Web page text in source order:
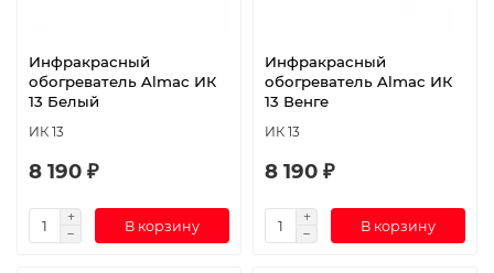
Инфракрасный
обогреватель Almac ИК
13 Белый
ИК 13
8 190 ₽
В корзину
Инфракрасный
обогреватель Almac ИК
13 Венге
ИК 13
8 190 ₽
В корзину